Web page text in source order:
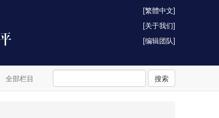
[繁體中文]
[关于我们]
[编辑团队]
全部栏目 搜索